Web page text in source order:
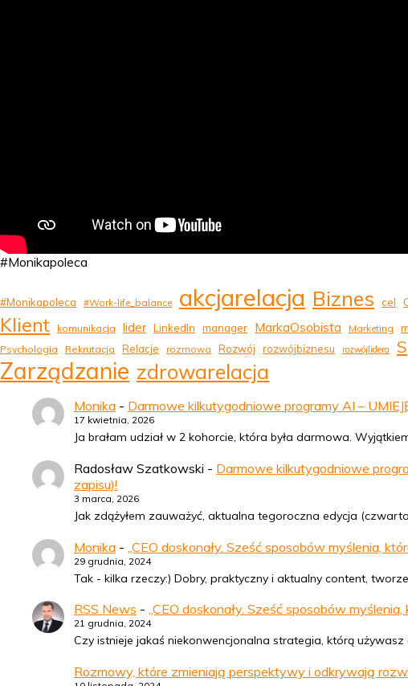
#Monikapoleca
#Monikapoleca #Work-life_balance akcjarelacja Biznes cel
Klient komunikacja lider LinkedIn manager MarkaOsobista Marketing
Psychologia
Rekrutacja Relacje rozmowa Rozwój rozwójbiznesu rozwójlidera
Zarządzanie zdrowarelacja
Monika - Darmowe kilkutygodniowe programy AI –
17 kwietnia, 2026
Ja brałam udział w 2 kohorcie, która była darmowa.
Radosław Szatkowski - Darmowe kilkutygodniowe
zapisu)!
3 marca, 2026
Jak zdążyłem zauważyć, aktualna tegoroczna edycja
Monika - „CEO doskonały. Sześć sposobów myślenia,
29 grudnia, 2024
Tak - kilka rzeczy:) Dobry, praktyczny i aktualny content,
RSS News - „CEO doskonały. Sześć sposobów
21 grudnia, 2024
Czy istnieje jakaś niekonwencjonalna strategia, którą
Rozmowy, które zmieniają perspektywy i odkrywają